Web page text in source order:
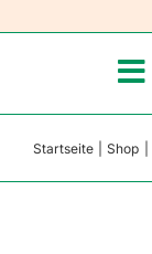
Startseite Shop